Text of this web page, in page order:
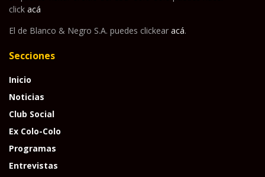
click acá
El de Blanco & Negro S.A. puedes clickear acá.
Secciones
Inicio
Noticias
Club Social
Ex Colo-Colo
Programas
Entrevistas